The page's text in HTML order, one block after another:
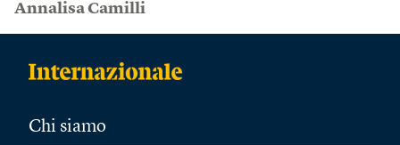
Annalisa Camilli
Chi siamo